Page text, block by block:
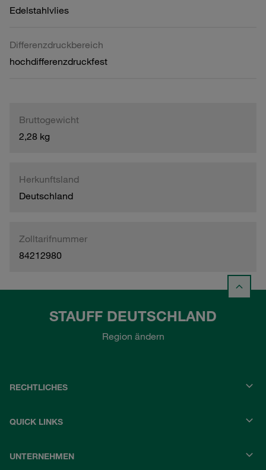
Edelstahlvlies
Differenzdruckbereich
hochdifferenzdruckfest
Bruttogewicht
2,28 kg
Herkunftsland
Deutschland
Zolltarifnummer
84212980
STAUFF DEUTSCHLAND
Region ändern
RECHTLICHES
QUICK LINKS
UNTERNEHMEN